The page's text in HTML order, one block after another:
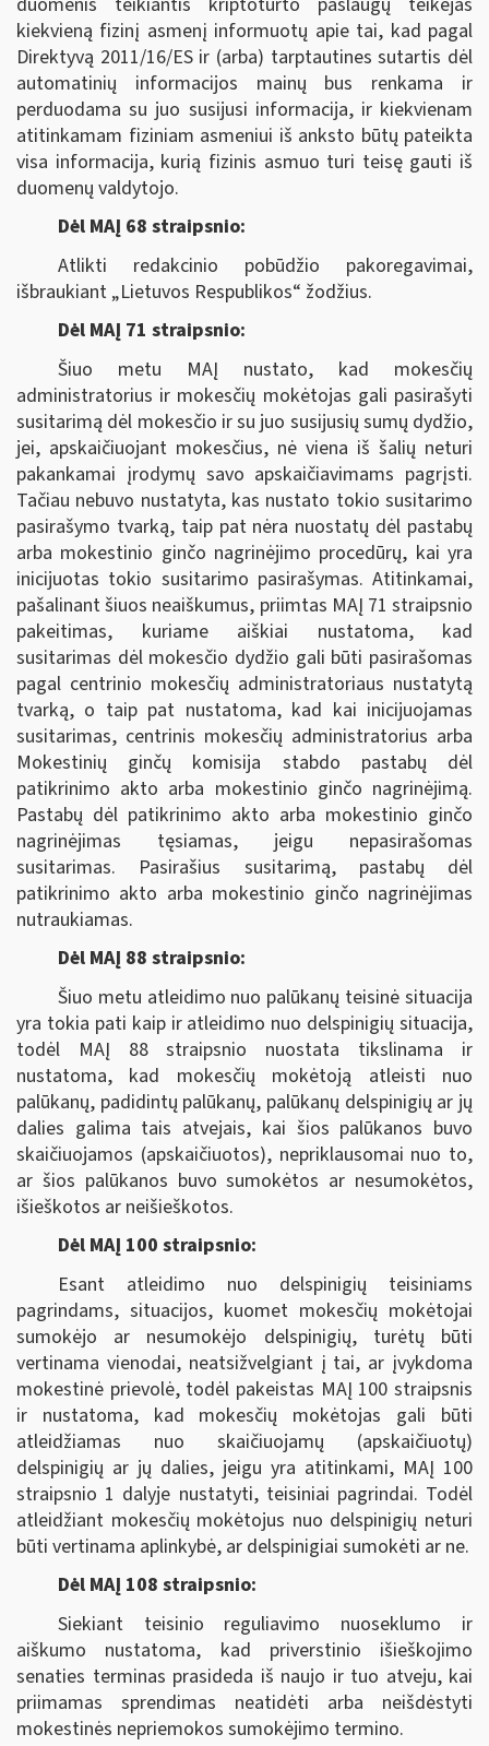
kiekvieną fizinį asmenį informuotų apie tai, kad pagal
Direktyvą 2011/16/ES ir (arba) tarptautines sutartis dėl
automatinių informacijos mainų bus renkama ir
perduodama su juo susijusi informacija, ir kiekvienam
atitinkamam fiziniam asmeniui iš anksto būtų pateikta
visa informacija, kurią fizinis asmuo turi teisę gauti iš
duomenų valdytojo.
Dėl MAĮ 68 straipsnio:
Atlikti redakcinio pobūdžio pakoregavimai,
išbraukiant „Lietuvos Respublikos“ žodžius.
Dėl MAĮ 71 straipsnio:
Šiuo metu MAĮ nustato, kad mokesčių
administratorius ir mokesčių mokėtojas gali pasirašyti
susitarimą dėl mokesčio ir su juo susijusių sumų dydžio,
jei, apskaičiuojant mokesčius, nė viena iš šalių neturi
pakankamai įrodymų savo apskaičiavimams pagrįsti.
Tačiau nebuvo nustatyta, kas nustato tokio susitarimo
pasirašymo tvarką, taip pat nėra nuostatų dėl pastabų
arba mokestinio ginčo nagrinėjimo procedūrų, kai yra
inicijuotas tokio susitarimo pasirašymas. Atitinkamai,
pašalinant šiuos neaiškumus, priimtas MAĮ 71 straipsnio
pakeitimas, kuriame aiškiai nustatoma, kad
susitarimas dėl mokesčio dydžio gali būti pasirašomas
pagal centrinio mokesčių administratoriaus nustatytą
tvarką, o taip pat nustatoma, kad kai inicijuojamas
susitarimas, centrinis mokesčių administratorius arba
Mokestinių ginčų komisija stabdo pastabų dėl
patikrinimo akto arba mokestinio ginčo nagrinėjimą.
Pastabų dėl patikrinimo akto arba mokestinio ginčo
nagrinėjimas tęsiamas, jeigu nepasirašomas
susitarimas. Pasirašius susitarimą, pastabų dėl
patikrinimo akto arba mokestinio ginčo nagrinėjimas
nutraukiamas.
Dėl MAĮ 88 straipsnio:
Šiuo metu atleidimo nuo palūkanų teisinė situacija
yra tokia pati kaip ir atleidimo nuo delspinigių situacija,
todėl MAĮ 88 straipsnio nuostata tikslinama ir
nustatoma, kad mokesčių mokėtoją atleisti nuo
palūkanų, padidintų palūkanų, palūkanų delspinigių ar jų
dalies galima tais atvejais, kai šios palūkanos buvo
skaičiuojamos (apskaičiuotos), nepriklausomai nuo to,
ar šios palūkanos buvo sumokėtos ar nesumokėtos,
išieškotos ar neišieškotos.
Dėl MAĮ 100 straipsnio:
Esant atleidimo nuo delspinigių teisiniams
pagrindams, situacijos, kuomet mokesčių mokėtojai
sumokėjo ar nesumokėjo delspinigių, turėtų būti
vertinama vienodai, neatsižvelgiant į tai, ar įvykdoma
mokestinė prievolė, todėl pakeistas MAĮ 100 straipsnis
ir nustatoma, kad mokesčių mokėtojas gali būti
atleidžiamas nuo skaičiuojamų (apskaičiuotų)
delspinigių ar jų dalies, jeigu yra atitinkami, MAĮ 100
straipsnio 1 dalyje nustatyti, teisiniai pagrindai. Todėl
atleidžiant mokesčių mokėtojus nuo delspinigių neturi
būti vertinama aplinkybė, ar delspinigiai sumokėti ar ne.
Dėl MAĮ 108 straipsnio:
Siekiant teisinio reguliavimo nuoseklumo ir
aiškumo nustatoma, kad priverstinio išieškojimo
senaties terminas prasideda iš naujo ir tuo atveju, kai
priimamas sprendimas neatidėti arba neišdėstyti
mokestinės nepriemokos sumokėjimo termino.